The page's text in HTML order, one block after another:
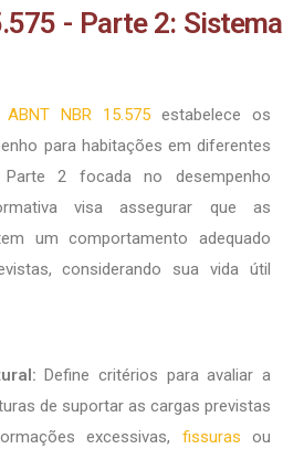
- Parte 2: Sistema
ABNT NBR 15.575estabelece os
para habitações em diferentes
2 focada no desempenho
visa assegurar que as
um comportamento adequado
considerando sua vida útil
Define critérios para avaliar a
de suportar as cargas previstas
excessivas, fissurasou